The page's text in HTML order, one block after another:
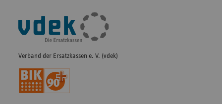
Fußleisten-
Navigation
Verband der Ersatzkassen e. V. (vdek)